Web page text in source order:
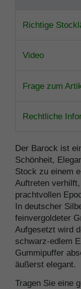
Richtige
Video
Frage zum
Rechtliche
Der Barock ist
Schönheit,
Stock zu einem
Auftreten
prachtvollen
In deutscher
feinvergoldeter
Aufgesetzt wird
schwarz-edlem
Gummipuffer
äußerst elegant.
Tragen Sie eine